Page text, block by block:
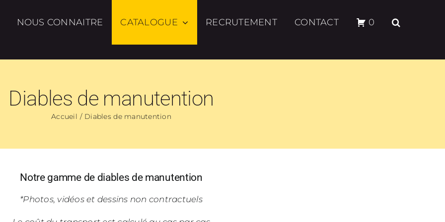
NOUS CONNAITRE CATALOGUE RECRUTEMENT CONTACT 0
Diables de manutention
Accueil Diables de manutention
Notre gamme de diables de manutention
*Photos, vidéos et dessins non contractuels